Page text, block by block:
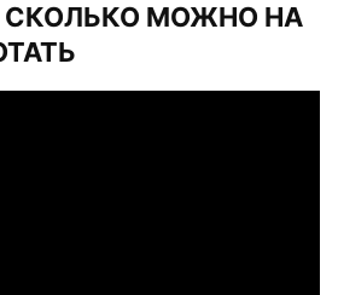
СКОЛЬКО МОЖНО НА